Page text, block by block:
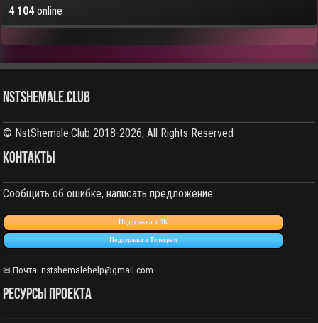
4 104online
NstShemale.Club
© NstShemale.Club 2018-2026, All Rights Reserved
КОНТАКТЫ
Сообщить об ошибке, написать предложение:
Поддержка в ВК
Поддержка в Телеграм
✉ Почта: nstshemalehelp@gmail.com
РЕСУРСЫ ПРОЕКТА